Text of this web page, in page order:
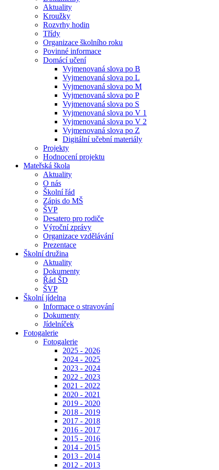
Aktuality
Kroužky
Rozvrhy hodin
Třídy
Organizace školního roku
Povinné informace
Domácí učení
Vyjmenovaná slova po B
Vyjmenovaná slova po L
Vyjmenovaná slova po M
Vyjmenovaná slova po P
Vyjmenovaná slova po S
Vyjmenovaná slova po V 1
Vyjmenovaná slova po V 2
Vyjmenovaná slova po Z
Digitální učební materiály
Projekty
Hodnocení projektu
Mateřská škola
Aktuality
O nás
Školní řád
Zápis do MŠ
ŠVP
Desatero pro rodiče
Výroční zprávy
Organizace vzdělávání
Prezentace
Školní družina
Aktuality
Dokumenty
Řád ŠD
ŠVP
Školní jídelna
Informace o stravování
Dokumenty
Jídelníček
Fotogalerie
Fotogalerie
2025 - 2026
2024 - 2025
2023 - 2024
2022 - 2023
2021 - 2022
2020 - 2021
2019 - 2020
2018 - 2019
2017 - 2018
2016 - 2017
2015 - 2016
2014 - 2015
2013 - 2014
2012 - 2013